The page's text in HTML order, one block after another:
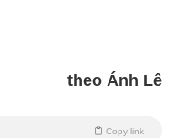
theo Ánh Lê
Copy link